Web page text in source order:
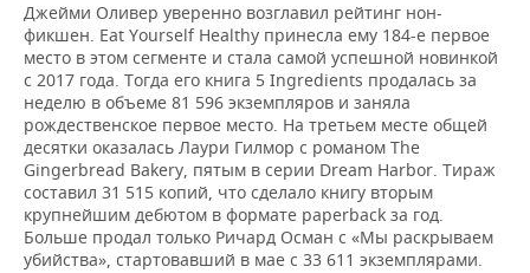
Джейми Оливер уверенно возглавил рейтинг нон-
фикшен. Eat Yourself Healthy принесла ему 184-е первое
место в этом сегменте и стала самой успешной новинкой
с 2017 года. Тогда его книга 5 Ingredients продалась за
неделю в объеме 81 596 экземпляров и заняла
рождественское первое место. На третьем месте общей
десятки оказалась Лаури Гилмор с романом The
Gingerbread Bakery, пятым в серии Dream Harbor. Тираж
составил 31 515 копий, что сделало книгу вторым
крупнейшим дебютом в формате paperback за год.
Больше продал только Ричард Осман с «Мы раскрываем
убийства», стартовавший в мае с 33 611 экземплярами.